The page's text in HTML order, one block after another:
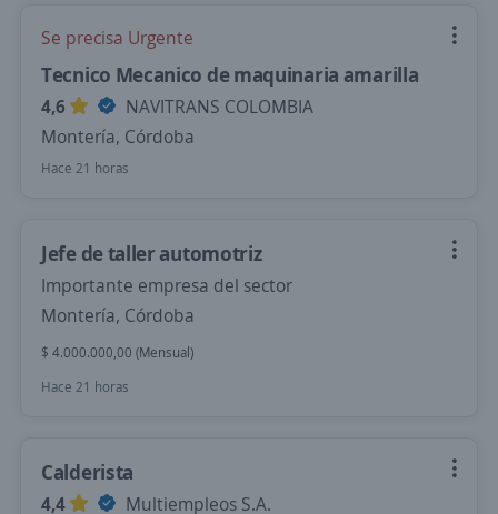
Se precisa Urgente
Tecnico Mecanico de maquinaria amarilla
4,6
NAVITRANS COLOMBIA
Montería, Córdoba
Hace 21 horas
Jefe de taller automotriz
Importante empresa del sector
Montería, Córdoba
$ 4.000.000,00 (Mensual)
Hace 21 horas
Calderista
4,4
Multiempleos S.A.